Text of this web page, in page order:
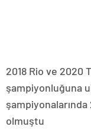
2018 Rio ve 2020
şampiyonluğuna
şampiyonalarında
olmuştu